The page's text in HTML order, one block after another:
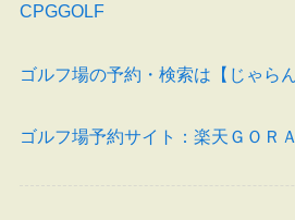
CPGGOLF
ゴルフ場の予約・検索は【じゃら
ゴルフ場予約サイト：楽天ＧＯＲＡ